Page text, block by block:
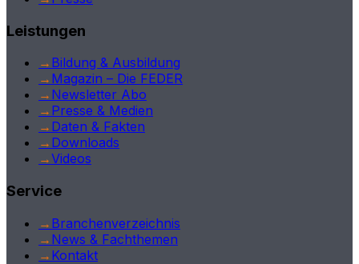
Leistungen
→ Bildung & Ausbildung
→ Magazin – Die FEDER
→ Newsletter Abo
→ Presse & Medien
→ Daten & Fakten
→ Downloads
→Videos
Service
→ Branchenverzeichnis
→ News & Fachthemen
→ Kontakt